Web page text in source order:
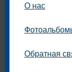
О нас
Обратная